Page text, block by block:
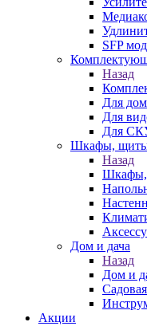
SFP
Назад
Для
Для
Для
Шкафы,
Назад
Шкафы,
Дом и дача
Назад
Дом и
Акции